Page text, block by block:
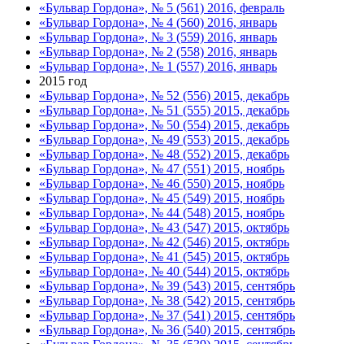
«Бульвар Гордона», № 5 (561) 2016, февраль
«Бульвар Гордона», № 4 (560) 2016, январь
«Бульвар Гордона», № 3 (559) 2016, январь
«Бульвар Гордона», № 2 (558) 2016, январь
«Бульвар Гордона», № 1 (557) 2016, январь
2015 год
«Бульвар Гордона», № 52 (556) 2015, декабрь
«Бульвар Гордона», № 51 (555) 2015, декабрь
«Бульвар Гордона», № 50 (554) 2015, декабрь
«Бульвар Гордона», № 49 (553) 2015, декабрь
«Бульвар Гордона», № 48 (552) 2015, декабрь
«Бульвар Гордона», № 47 (551) 2015, ноябрь
«Бульвар Гордона», № 46 (550) 2015, ноябрь
«Бульвар Гордона», № 45 (549) 2015, ноябрь
«Бульвар Гордона», № 44 (548) 2015, ноябрь
«Бульвар Гордона», № 43 (547) 2015, октябрь
«Бульвар Гордона», № 42 (546) 2015, октябрь
«Бульвар Гордона», № 41 (545) 2015, октябрь
«Бульвар Гордона», № 40 (544) 2015, октябрь
«Бульвар Гордона», № 39 (543) 2015, сентябрь
«Бульвар Гордона», № 38 (542) 2015, сентябрь
«Бульвар Гордона», № 37 (541) 2015, сентябрь
«Бульвар Гордона», № 36 (540) 2015, сентябрь